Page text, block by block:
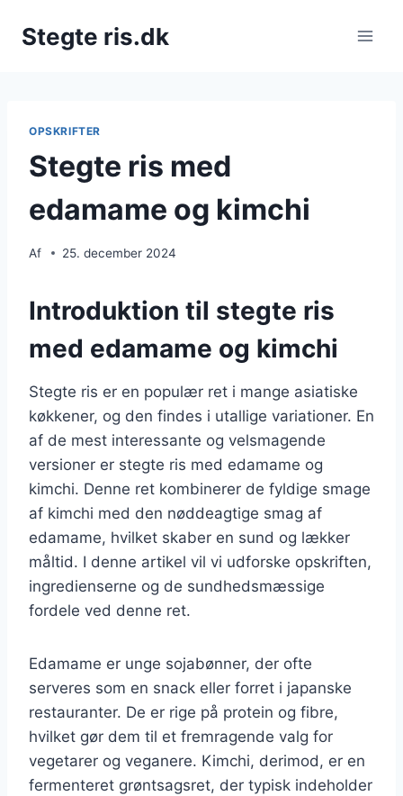
Stegte ris.dk
OPSKRIFTER
Stegte ris med
edamame og kimchi
Af 25. december 2024
Introduktion til stegte ris
med edamame og kimchi
Stegte ris er en populær ret i mange asiatiske
køkkener, og den findes i utallige variationer. En
af de mest interessante og velsmagende
versioner er stegte ris med edamame og
kimchi. Denne ret kombinerer de fyldige smage
af kimchi med den nøddeagtige smag af
edamame, hvilket skaber en sund og lækker
måltid. I denne artikel vil vi udforske opskriften,
ingredienserne og de sundhedsmæssige
fordele ved denne ret.
Edamame er unge sojabønner, der ofte
serveres som en snack eller forret i japanske
restauranter. De er rige på protein og fibre,
hvilket gør dem til et fremragende valg for
vegetarer og veganere. Kimchi, derimod, er en
fermenteret grøntsagsret, der typisk indeholder